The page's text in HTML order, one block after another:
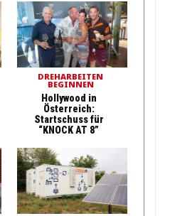
DREHARBEITEN
BEGINNEN
Hollywood in
Österreich:
Startschuss für
“KNOCK AT 8”